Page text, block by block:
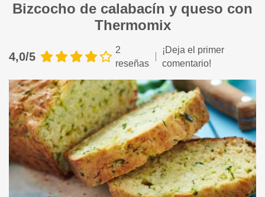
Bizcocho de calabacín y queso con
Thermomix
4,0/5
2
reseñas
¡Deja el primer
comentario!